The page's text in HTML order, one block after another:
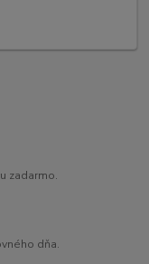
zadarmo.
dňa.